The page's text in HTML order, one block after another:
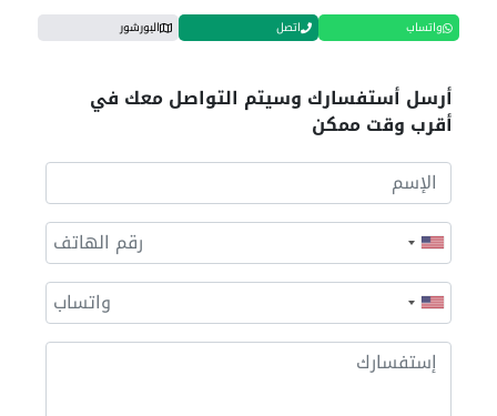
واتساب اتصل البورشور
أرسل أستفسارك وسيتم التواصل معك في
أقرب وقت ممكن